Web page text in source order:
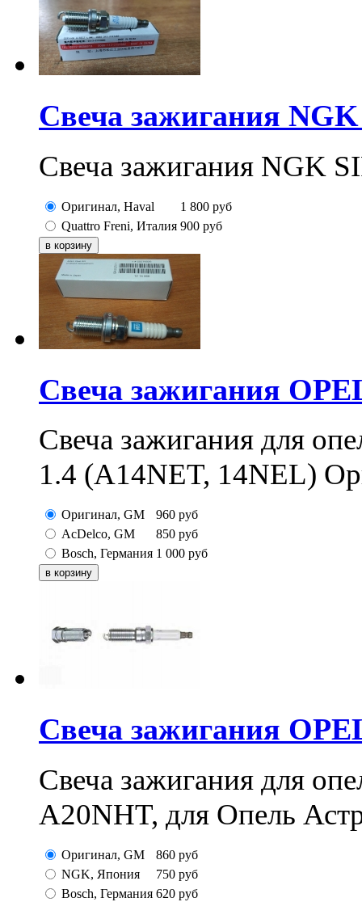
Свеча зажигания
Свеча зажигания NGK
Оригинал, Haval 1 800 руб
Quattro Freni, Италия 900 руб
Свеча зажигания
Свеча зажигания для
1.4 (A14NET, 14NEL)
Оригинал, GM 960 руб
AcDelco, GM
850 руб
Bosch, Германия 1 000 руб
Свеча зажигания
Свеча зажигания для
A20NHT, для Опель
Оригинал, GM 860 руб
NGK, Япония
750 руб
Bosch, Германия 620 руб